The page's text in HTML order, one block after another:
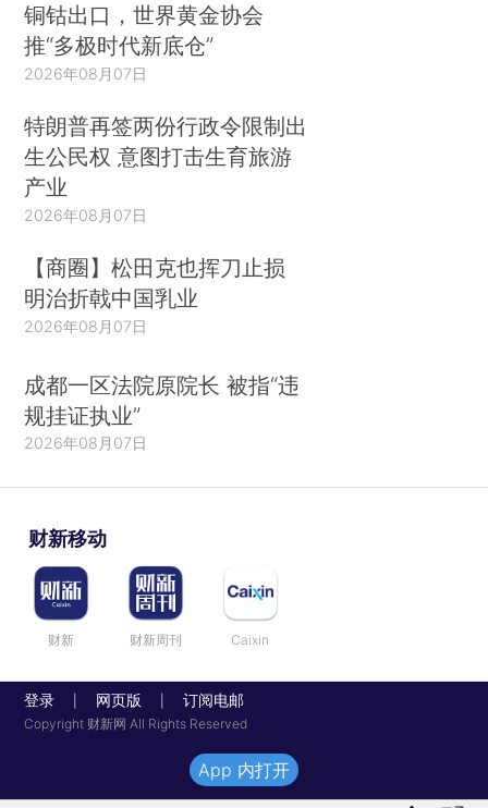
铜钴出口，世界黄金协会
推“多极时代新底仓”
2026年08月07日
特朗普再签两份行政令限制出
生公民权 意图打击生育旅游
产业
2026年08月07日
【商圈】松田克也挥刀止损
明治折戟中国乳业
2026年08月07日
成都一区法院原院长 被指“违
规挂证执业”
2026年08月07日
财新移动
财新 财新周刊 Caixin
登录 网页版 订阅电邮
Copyright 财新网 All Rights Reserved
App 内打开